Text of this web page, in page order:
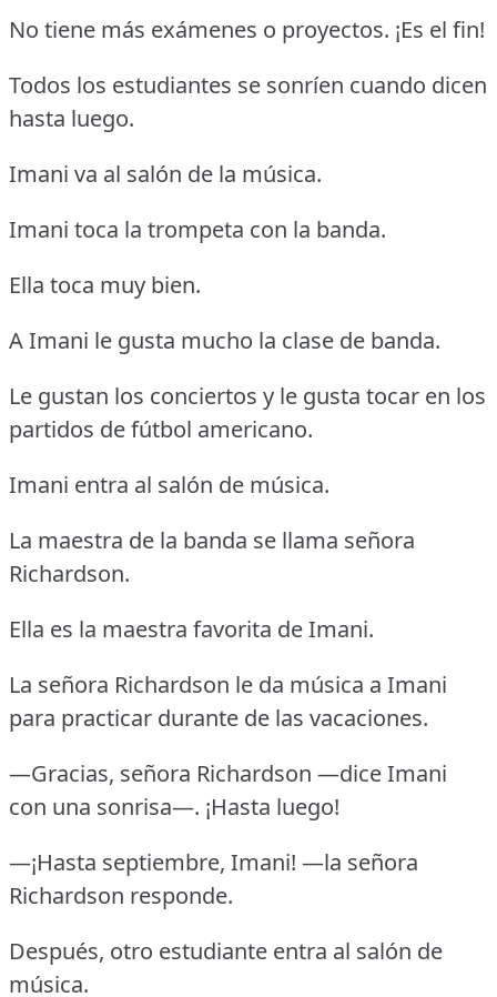
No tiene más exámenes o proyectos. ¡Es el fin!
Todos los estudiantes se sonríen cuando dicen
hasta luego.
Imani va al salón de la música.
Imani toca la trompeta con la banda.
Ella toca muy bien.
A Imani le gusta mucho la clase de banda.
Le gustan los conciertos y le gusta tocar en los
partidos de fútbol americano.
Imani entra al salón de música.
La maestra de la banda se llama señora
Richardson.
Ella es la maestra favorita de Imani.
La señora Richardson le da música a Imani
para practicar durante de las vacaciones.
—Gracias, señora Richardson —dice Imani
con una sonrisa—. ¡Hasta luego!
—¡Hasta septiembre, Imani! —la señora
Richardson responde.
Después, otro estudiante entra al salón de
música.